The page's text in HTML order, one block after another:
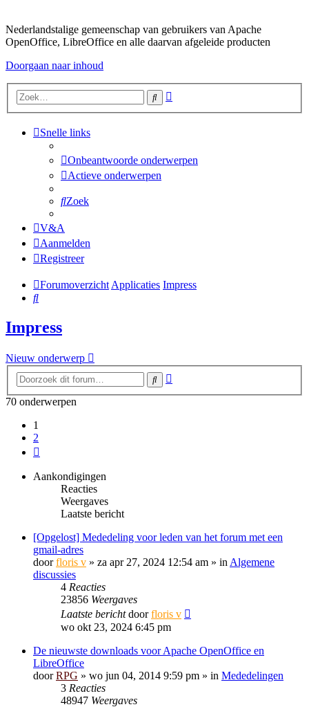
Nederlandstalige gemeenschap van gebruikers van Apache
OpenOffice, LibreOffice en alle daarvan afgeleide producten
Doorgaan naar inhoud
Zoek
Snelle links
Onbeantwoorde onderwerpen
Actieve onderwerpen
Zoek
V&A
Aanmelden
Registreer
Forumoverzicht Applicaties Impress
Zoek
Impress
Nieuw onderwerp
Zoek
70 onderwerpen
1
2
Aankondigingen
Reacties
Weergaves
Laatste bericht
[Opgelost] Mededeling voor leden van het forum met een
gmail-adres
doorfloris v » za apr 27, 2024 12:54 am » in Algemene
discussies
4 Reacties
23856 Weergaves
Laatste berichtdoorfloris v
wo okt 23, 2024 6:45 pm
De nieuwste downloads voor Apache OpenOffice en
LibreOffice
doorRPG » wo jun 04, 2014 9:59 pm » in Mededelingen
3 Reacties
48947 Weergaves